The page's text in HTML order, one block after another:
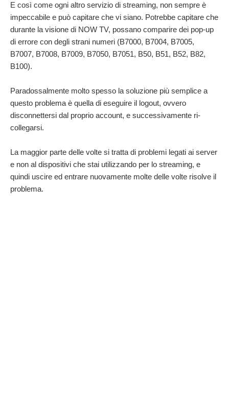
E così come ogni altro servizio di streaming, non sempre è
impeccabile e può capitare che vi siano. Potrebbe capitare che
durante la visione di NOW TV, possano comparire dei pop-up
di errore con degli strani numeri (B7000, B7004, B7005,
B7007, B7008, B7009, B7050, B7051, B50, B51, B52, B82,
B100).
Paradossalmente molto spesso la soluzione più semplice a
questo problema è quella di eseguire il logout, ovvero
disconnettersi dal proprio account, e successivamente ri-
collegarsi.
La maggior parte delle volte si tratta di problemi legati ai server
e non al dispositivi che stai utilizzando per lo streaming, e
quindi uscire ed entrare nuovamente molte delle volte risolve il
problema.